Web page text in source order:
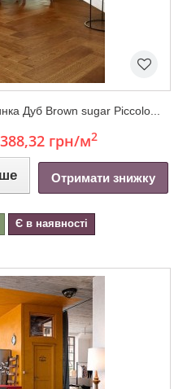
Дуб Brown sugar Piccolo...
грн/м2
Отримати знижку
Є в наявності